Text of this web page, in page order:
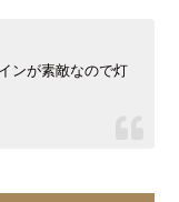
ンが素敵なので灯